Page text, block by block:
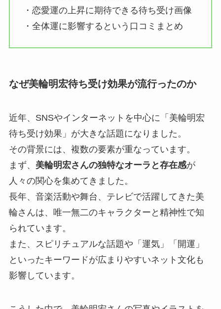
・恋愛運の上昇に期待できる待ち受け画像
・全体運に影響するという口コミまとめ
なぜ美輪明宏待ち受け効果が流行ったのか
近年、SNSやインターネットを中心に「美輪明宏
待ち受け効果」が大きな話題になりました。
その背景には、複数の要素が重なっています。
まず、 美輪明宏さんの独特なオーラと存在感が
人々の関心を集めてきました。
長年、音楽活動や舞台、テレビで活躍してきた美
輪さんは、唯一無二のキャラクターと精神性で知
られています。
また、スピリチュアルな話題や「運気」「開運」
といったキーワードが広まりやすいネット文化も
影響しています。